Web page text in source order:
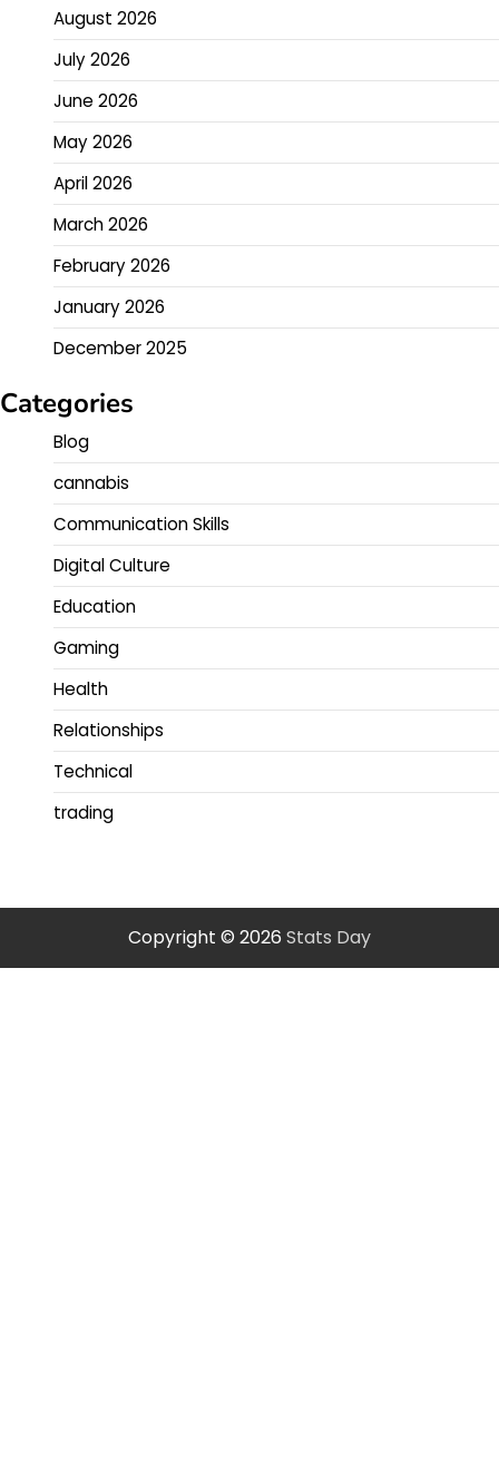
August 2026
July 2026
June 2026
May 2026
April 2026
March 2026
February 2026
January 2026
December 2025
Categories
Blog
cannabis
Communication Skills
Digital Culture
Education
Gaming
Health
Relationships
Technical
trading
Copyright © 2026 Stats Day